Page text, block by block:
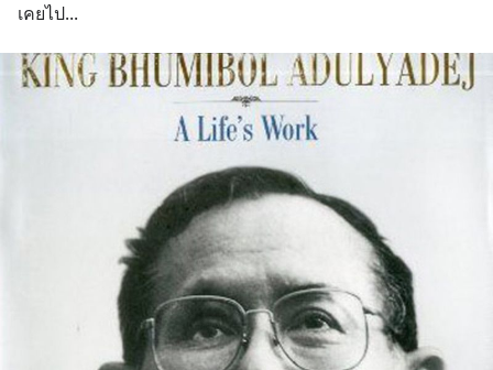
เคยไป...